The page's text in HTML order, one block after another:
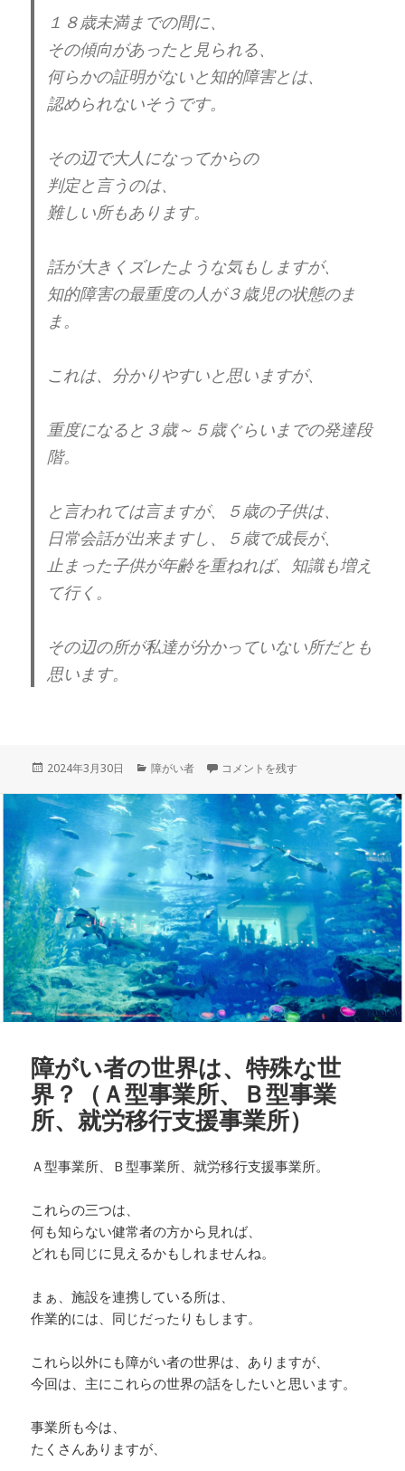
要は、パッケージは、
凄くよく見えて中身がない。
とは、言っても、先程の、
代償性過剰発達の話のように、
仕事の能力や技術が本当に一流の人もいる。
関わる人は、それもパッケージだと気づく
だから、横山やすしさんの
例えは、分かりやすいと思う。
良く見せないタイプもいるとありました。
分かりやすいタイプの自己愛もいれば、
分かりずらいタイプの自己愛もいる。
大概、ボロを出しますから、知識さえ、
持っていれば、見抜く事、気づく事は、
出来ると思います。
投影によって、お前がそれだと、
認識する人もいるようです。
どうしたらいいかと言う話は、
あるのですが、共通項は、
たくさんあるわけで、そしたら、
その共通項を元にした対処法も、
いくつかは、あります。
簡単な所で逃げる、離れる、
関わらない、距離を置く。
本人は、等身大の自分を見れませんが
タイプ別の対策を立てる。
この症状に詳しい人に相談をする。
関わる時は、複数人や集団で関わる。
下に強いですから、
話し合いの場に、
上の立場の人に、
暴言、暴力などの証拠を残す。
必要に応じて、医療機関、
警察、弁護士、などに、
前もって相談をしておく。
１８歳未満までの間に、
その傾向があったと見られる、
何らかの証明がないと知的障害とは、
認められないそうです。
その辺で大人になってからの
判定と言うのは、
難しい所もあります。
話が大きくズレたような気もしますが、
知的障害の最重度の人が３歳児の状態のま
ま。
これは、分かりやすいと思いますが、
重度になると３歳～５歳ぐらいまでの発達段
階。
と言われては言ますが、５歳の子供は、
日常会話が出来ますし、５歳で成長が、
止まった子供が年齢を重ねれば、知識も増え
て行く。
その辺の所が私達が分かっていない所だとも
思います。
投
日:
2024年3月30日
カ
ゴ
リ
ー
障がい者 誤解が多い？知的障害のランク、軽
コメントを残す
障がい者の世界は、特殊な世
界？（Ａ型事業所、Ｂ型事業
所、就労移行支援事業所）
Ａ型事業所、Ｂ型事業所、就労移行支援事業所。
これらの三つは、
何も知らない健常者の方から見れば、
どれも同じに見えるかもしれませんね。
まぁ、施設を連携している所は、
作業的には、同じだったりもします。
これら以外にも障がい者の世界は、ありますが、
今回は、主にこれらの世界の話をしたいと思います。
事業所も今は、
たくさんありますが、